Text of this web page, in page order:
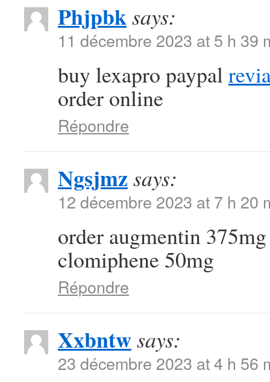
Phjpbksays:
11 décembre 2023 at 5 h 39
buy lexapro paypal
order online
Répondre
Ngsjmz says:
12 décembre 2023 at 7 h 20
order augmentin
clomiphene 50mg
Répondre
Xxbntwsays:
23 décembre 2023 at 4 h 56